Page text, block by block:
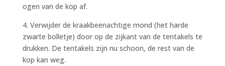
ogen van de kop af.
4. Verwijder de kraakbeenachtige mond (het harde
zwarte bolletje) door op de zijkant van de tentakels te
drukken. De tentakels zijn nu schoon, de rest van de
kop kan weg.